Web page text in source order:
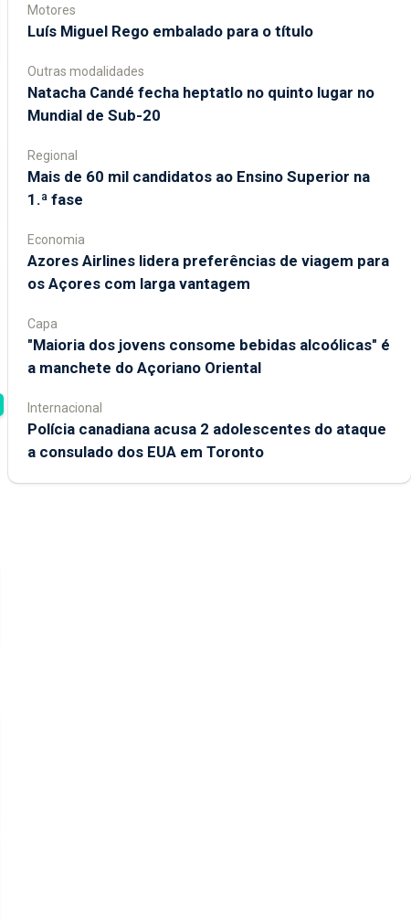
Motores
Luís Miguel Rego embalado para o título
Outras modalidades
Natacha Candé fecha heptatlo no quinto lugar no
Mundial de Sub-20
Regional
Mais de 60 mil candidatos ao Ensino Superior na
1.ª fase
Economia
Azores Airlines lidera preferências de viagem para
os Açores com larga vantagem
Capa
"Maioria dos jovens consome bebidas alcoólicas" é
a manchete do Açoriano Oriental
Internacional
Polícia canadiana acusa 2 adolescentes do ataque
a consulado dos EUA em Toronto